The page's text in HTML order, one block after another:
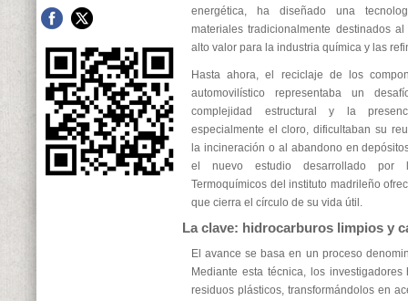
energética, ha diseñado una
materiales tradicionalmente destinados
alto valor para la industria química y las
Hasta ahora, el reciclaje de los
automovilístico representaba un
complejidad estructural y la
especialmente el cloro, dificultaban su
la incineración o al abandono en
el nuevo estudio desarrollado por
Termoquímicos del instituto madrileño
que cierra el círculo de su vida útil.
La clave: hidrocarburos limpios y
El avance se basa en un proceso
Mediante esta técnica, los
residuos plásticos, transformándolos en